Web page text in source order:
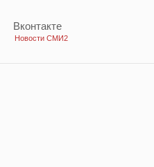
Вконтакте
Новости СМИ2